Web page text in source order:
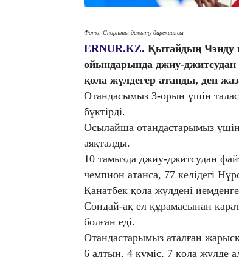
Фото: Спортты дамыту дирекциясы
ERNUR.KZ. Қытайдың Чэнду
ойындарында джиу-джитсудан
қола жүлдегер атанды, деп
Отандасымыз 3-орын үшін
бүктірді.
Осылайша отандастарымыз
аяқталды.
10 тамызда джиу-джитсудан
чемпион атанса, 77 келідегі
Қанатбек қола жүлдені
Сондай-ақ ел құрамасынан
болған еді.
Отандастарымыз аталған
6 алтын, 4 күміс, 7 қола жүлде